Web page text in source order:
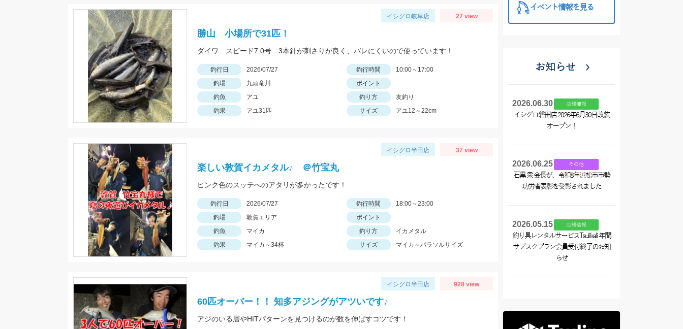
イシグロ岐阜店 27 view
勝山 小場所で31匹！
ダイワ スピード7.0号 3本針が刺さりが良く、バレにくいので使っています！
釣行日 2026/07/27 釣行時間
10:00～17:00
釣場
九頭竜川
ポイント
釣魚
アユ 釣り方
友釣り
釣果
アユ31匹 サイズ アユ12～22cm
イシグロ半田店 37 view
楽しい敦賀イカメタル♪ ＠竹宝丸
ピンク色のスッテへのアタリが多かったです！
釣行日 2026/07/27 釣行時間
18:00～23:00
釣場
敦賀エリア
ポイント
釣魚
マイカ 釣り方
イカメタル
釣果
マイカ～34杯 サイズ マイカ～パラソルサイズ
イシグロ半田店 928 view
60匹オーバー！！ 知多アジングがアツいです♪
アジのいる層やHITパターンを見つけるのが数を伸ばすコツです！
イベント情報を見る
お知らせ
2026.06.30 店舗情報
イシグロ磐田店 2026年6月30日改装
オープン！
2026.06.25 その他
石黒 衆 会長が、令和8年浜松市市勢
功労者表彰を受彰されました
2026.05.15 店舗情報
釣り具レンタルサービスTsulikali 年間
サブスクプラン会員受付終了のお知
らせ